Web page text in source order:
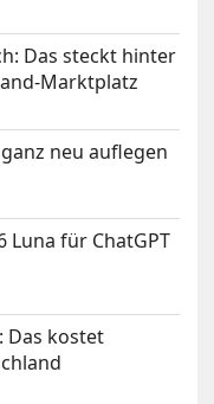
Das steckt hinter
Marktplatz
neu auflegen
Luna für ChatGPT
Das kostet